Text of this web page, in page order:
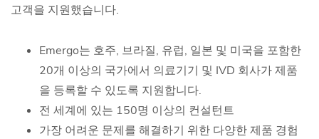
고객을 지원했습니다.
Emergo는 호주, 브라질, 유럽, 일본 및 미국을 포함한
20개 이상의 국가에서 의료기기 및 IVD 회사가 제품
을 등록할 수 있도록 지원합니다.
전 세계에 있는 150명 이상의 컨설턴트
가장 어려운 문제를 해결하기 위한 다양한 제품 경험